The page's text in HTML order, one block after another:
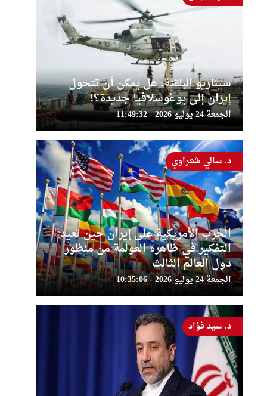
سيناريو البلقنة: هل يمكن أن تتحول
إيران إلى يوغوسلافيا جديدة؟!
الجمعة 24 يوليو 2026 - 11:49:32
الحرب الأمريكية على إيران حين تعيد
التفكير في ظاهرة العولمة من منظور
دول العالم الثالث
الجمعة 24 يوليو 2026 - 10:35:06
د. سالي شعراوي
د. سيد فؤاد